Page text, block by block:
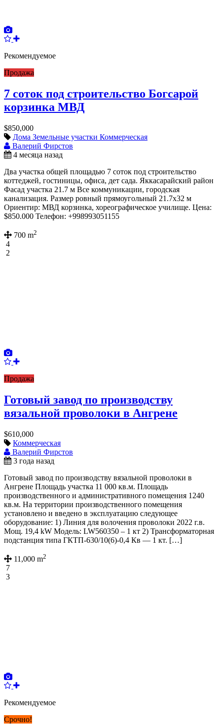
Рекомендуемое
Продажа
7 соток под строительство Богсарой
корзинка МВД
$850,000
Дома Земельные участки Коммерческая
Валерий Фирстов
4 месяца назад
Два участка общей площадью 7 соток под строительство
коттеджей, гостиницы, офиса, дет сада. Яккасарайский район
Фасад участка 21.7 м Все коммуникации, городская
канализация. Размер ровный прямоугольный 21.7х32 м
Ориентир: МВД корзинка, хореографическое училище. Цена:
$850.000 Телефон: +998993051155
700 m2
4
2
Продажа
Готовый завод по производству
вязальной проволоки в Ангрене
$610,000
Коммерческая
Валерий Фирстов
3 года назад
Готовый завод по производству вязальной проволоки в
Ангрене Площадь участка 11 000 кв.м. Площадь
производственного и административного помещения 1240
кв.м. На территории производственного помещения
установлено и введено в эксплуатацию следующее
оборудование: 1) Линия для волочения проволоки 2022 г.в.
Мощ. 19,4 kW Модель: LW560350 – 1 кт 2) Трансформаторная
подстанция типа ГКТП-630/10(6)-0,4 Кв — 1 кт. […]
11,000 m2
7
3
Рекомендуемое
Срочно!